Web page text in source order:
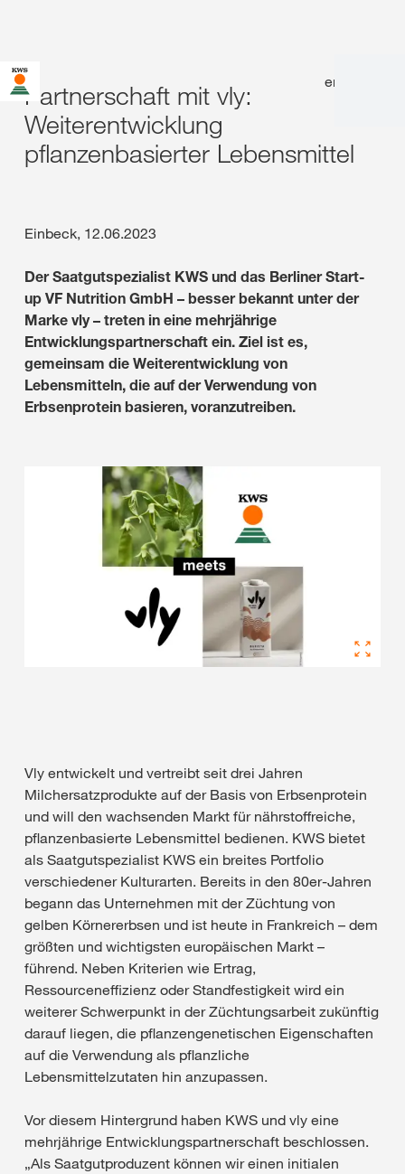
en
Partnerschaft mit vly:
Weiterentwicklung
pflanzenbasierter Lebensmittel
Einbeck, 12.06.2023
Der Saatgutspezialist KWS und das Berliner Start-
up VF Nutrition GmbH – besser bekannt unter der
Marke vly – treten in eine mehrjährige
Entwicklungspartnerschaft ein. Ziel ist es,
gemeinsam die Weiterentwicklung von
Lebensmitteln, die auf der Verwendung von
Erbsenprotein basieren, voranzutreiben.
Vly entwickelt und vertreibt seit drei Jahren
Milchersatzprodukte auf der Basis von Erbsenprotein
und will den wachsenden Markt für nährstoffreiche,
pflanzenbasierte Lebensmittel bedienen. KWS bietet
als Saatgutspezialist KWS ein breites Portfolio
verschiedener Kulturarten. Bereits in den 80er-Jahren
begann das Unternehmen mit der Züchtung von
gelben Körnererbsen und ist heute in Frankreich – dem
größten und wichtigsten europäischen Markt –
führend. Neben Kriterien wie Ertrag,
Ressourceneffizienz oder Standfestigkeit wird ein
weiterer Schwerpunkt in der Züchtungsarbeit zukünftig
darauf liegen, die pflanzengenetischen Eigenschaften
auf die Verwendung als pflanzliche
Lebensmittelzutaten hin anzupassen.
Vor diesem Hintergrund haben KWS und vly eine
mehrjährige Entwicklungspartnerschaft beschlossen.
„Als Saatgutproduzent können wir einen initialen